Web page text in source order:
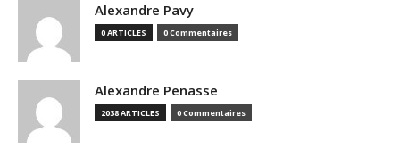
Alexandre Pavy
0 ARTICLES 0 Commentaires
Alexandre Penasse
2038 ARTICLES 0 Commentaires